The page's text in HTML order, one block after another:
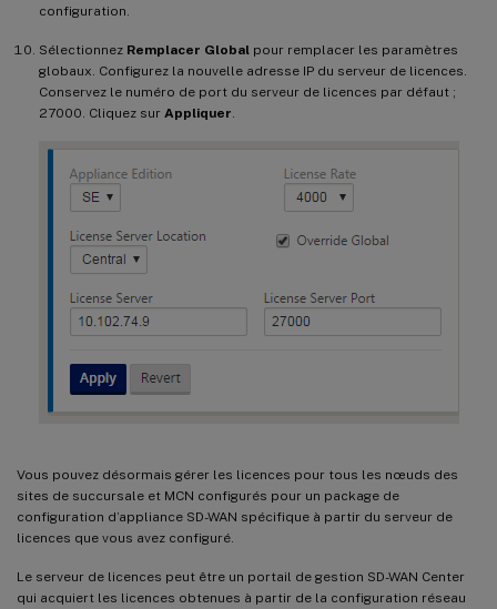
configuration.
Sélectionnez Remplacer Global pour remplacer les paramètres
globaux. Configurez la nouvelle adresse IP du serveur de licences.
Conservez le numéro de port du serveur de licences par défaut ;
27000. Cliquez sur Appliquer.
Vous pouvez désormais gérer les licences pour tous les nœuds des
sites de succursale et MCN configurés pour un package de
configuration d’appliance SD-WAN spécifique à partir du serveur de
licences que vous avez configuré.
Le serveur de licences peut être un portail de gestion SD-WAN Center
qui acquiert les licences obtenues à partir de la configuration réseau